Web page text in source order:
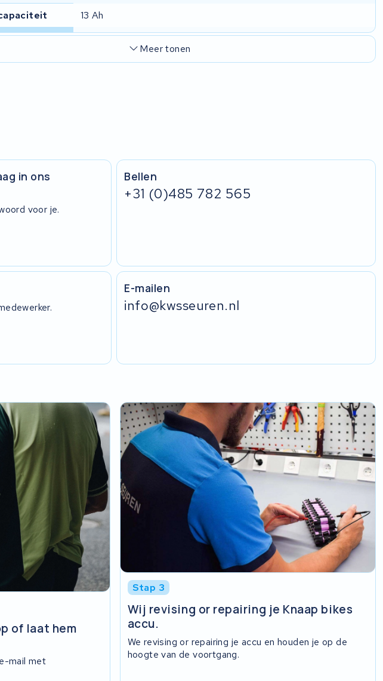
13 Ah
Meer tonen
in ons
voor je.
Bellen
+31 (0)485 782 565
E-mailen
info@kwsseuren.nl
of laat hem
mail met
Stap 3
Wij revising or repairing je Knaap bikes
accu.
We revising or repairing je accu en houden je op de
hoogte van de voortgang.